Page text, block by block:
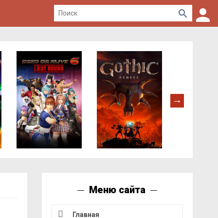
Меню сайта
Главная